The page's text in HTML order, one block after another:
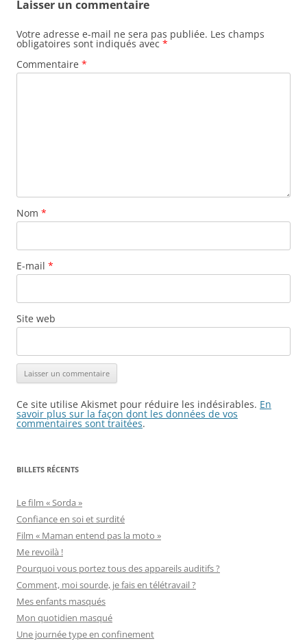
Laisser un commentaire
Votre adresse e-mail ne sera pas publiée. Les champs
obligatoires sont indiqués avec *
Commentaire *
Nom *
E-mail *
Site web
Ce site utilise Akismet pour réduire les indésirables. En
savoir plus sur la façon dont les données de vos
commentaires sont traitées.
BILLETS RÉCENTS
Le film « Sorda »
Confiance en soi et surdité
Film « Maman entend pas la moto »
Me revoilà !
Pourquoi vous portez tous des appareils auditifs ?
Comment, moi sourde, je fais en télétravail ?
Mes enfants masqués
Mon quotidien masqué
Une journée type en confinement